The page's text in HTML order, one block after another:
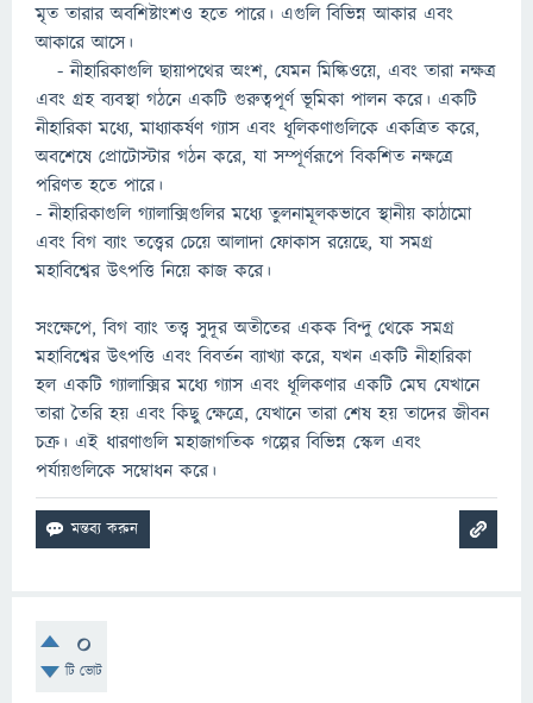
মৃত তারার অবশিষ্টাংশও হতে পারে। এগুলি বিভিন্ন আকার এবং
আকারে আসে।
- নীহারিকাগুলি ছায়াপথের অংশ, যেমন মিল্কিওয়ে, এবং তারা নক্ষত্র
এবং গ্রহ ব্যবস্থা গঠনে একটি গুরুত্বপূর্ণ ভূমিকা পালন করে। একটি
নীহারিকা মধ্যে, মাধ্যাকর্ষণ গ্যাস এবং ধূলিকণাগুলিকে একত্রিত করে,
অবশেষে প্রোটোস্টার গঠন করে, যা সম্পূর্ণরূপে বিকশিত নক্ষত্রে
পরিণত হতে পারে।
- নীহারিকাগুলি গ্যালাক্সিগুলির মধ্যে তুলনামূলকভাবে স্থানীয় কাঠামো
এবং বিগ ব্যাং তত্ত্বের চেয়ে আলাদা ফোকাস রয়েছে, যা সমগ্র
মহাবিশ্বের উৎপত্তি নিয়ে কাজ করে।
সংক্ষেপে, বিগ ব্যাং তত্ত্ব সুদূর অতীতের একক বিন্দু থেকে সমগ্র
মহাবিশ্বের উৎপত্তি এবং বিবর্তন ব্যাখ্যা করে, যখন একটি নীহারিকা
হল একটি গ্যালাক্সির মধ্যে গ্যাস এবং ধূলিকণার একটি মেঘ যেখানে
তারা তৈরি হয় এবং কিছু ক্ষেত্রে, যেখানে তারা শেষ হয় তাদের জীবন
চক্র। এই ধারণাগুলি মহাজাগতিক গল্পের বিভিন্ন স্কেল এবং
পর্যায়গুলিকে সম্বোধন করে।
0
টি ভোট